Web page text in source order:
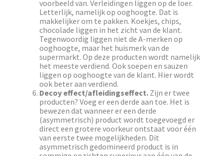
voorbeeld van. Verleidingen liggen op de loer.
Letterlijk, namelijk op ooghoogte. Dat is
makkelijker om te pakken. Koekjes, chips,
chocolade liggen in het zicht van de klant.
Tegenwoordig liggen niet de A-merken op
ooghoogte, maar het huismerk van de
supermarkt. Op deze producten wordt namelijk
het meeste verdiend. Ook soepen en sauzen
liggen op ooghoogte van de klant. Hier wordt
ook beter aan verdiend.
Decoy effect/afleidingseffect. Zijn er twee
producten? Voeg er een derde aan toe. Het is
bewezen dat wanneer er een derde
(asymmetrisch) product wordt toegevoegd er
direct een grotere voorkeur ontstaat voor één
van eerste twee mogelijkheden. Dit
asymmetrisch gedomineerd product is in